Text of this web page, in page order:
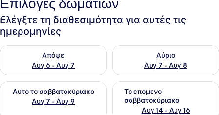
Ελέγξτε τη διαθεσιμότητα για αυτές τις
ημερομηνίες
Απόψε
Αυγ 6 - Αυγ 7
Έλεγχος διαθεσιμότητας για απόψε Αυγ 6 - Αυγ 7
Αύριο
Αυγ 7 - Αυγ 8
Έλεγχος διαθεσιμότητας
Αυτό το σαββατοκύριακο
Αυγ 7 - Αυγ 9
Έλεγχος διαθεσιμότητας για αυτό το σαββατοκύριακο
Το επόμενο
σαββατοκύριακο
Αυγ 14 - Αυγ 16
Έλεγχος διαθεσιμότητας